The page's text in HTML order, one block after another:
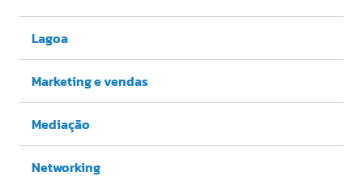
Lagoa
Marketing e vendas
Mediação
Networking